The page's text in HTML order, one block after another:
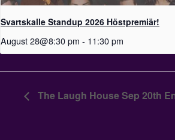
Svartskalle Standup 2026 Höstpremiär!
August 28@8:30 pm - 11:30 pm
The Laugh House Sep 20th